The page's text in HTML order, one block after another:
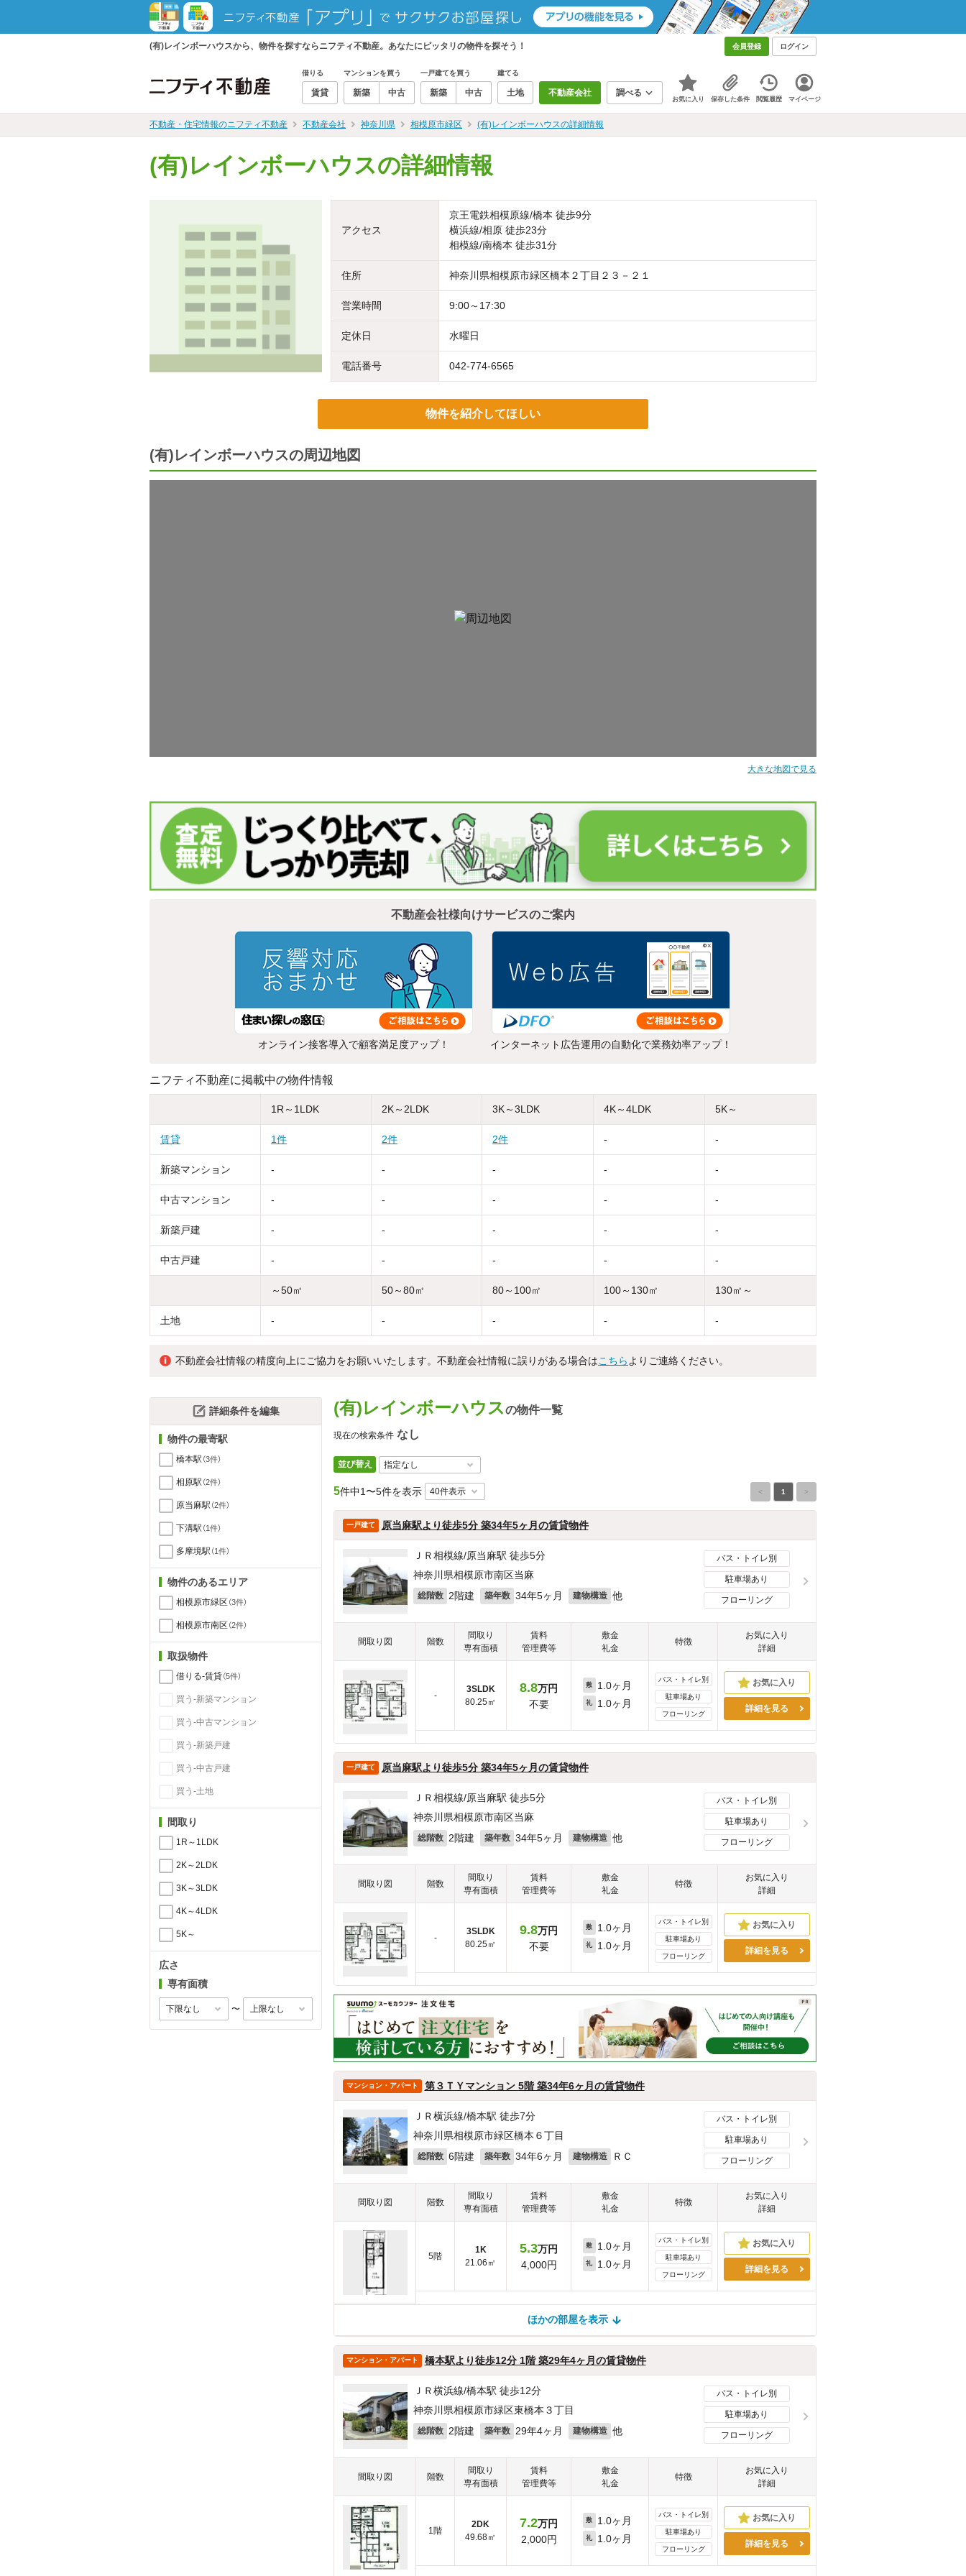
(有)レインボーハウスから、物件を探すならニフティ不動産。あなたにピッタリの物件を探そう！ 会員登録 ログイン
借りる
賃貸
マンションを買う
新築 中古
一戸建てを買う
新築 中古
建てる
土地 不動産会社 調べる
お気に入り 保存した条件 閲覧履歴 マイページ
不動産・住宅情報のニフティ不動産 不動産会社 神奈川県 相模原市緑区 (有)レインボーハウスの詳細情報
(有)レインボーハウスの詳細情報
アクセス
京王電鉄相模原線/橋本 徒歩9分
横浜線/相原 徒歩23分
相模線/南橋本 徒歩31分
住所 神奈川県相模原市緑区橋本２丁目２３－２１
営業時間 9:00～17:30
定休日 水曜日
電話番号 042-774-6565
物件を紹介してほしい
(有)レインボーハウスの周辺地図
大きな地図で見る
不動産会社様向けサービスのご案内
オンライン接客導入で顧客満足度アップ！ インターネット広告運用の自動化で業務効率アップ！
ニフティ不動産に掲載中の物件情報
1R～1LDK 2K～2LDK 3K～3LDK 4K～4LDK 5K～
賃貸 1件 2件 2件 - -
新築マンション - - - - -
中古マンション - - - - -
新築戸建 - - - - -
中古戸建 - - - - -
～50㎡ 50～80㎡ 80～100㎡ 100～130㎡ 130㎡～
土地 - - - - -
不動産会社情報の精度向上にご協力をお願いいたします。不動産会社情報に誤りがある場合はこちら よりご連絡ください。
(有)レインボーハウスの物件一覧
現在の検索条件 なし
並び替え
5件中1〜5件を表示 < 1 >
一戸建て 原当麻駅より徒歩5分 築34年5ヶ月の賃貸物件
ＪＲ相模線/原当麻駅 徒歩5分
神奈川県相模原市南区当麻
総階数 2階建 築年数 34年5ヶ月 建物構造 他
バス・トイレ別
駐車場あり
フローリング
間取り図 階数
間取り
専有面積
賃料
管理費等
敷金
礼金
特徴
お気に入り
詳細
-
3SLDK
80.25㎡
8.8万円
不要
敷 1.0ヶ月
礼 1.0ヶ月
バス・トイレ別
駐車場あり
フローリング
詳細を見る
一戸建て 原当麻駅より徒歩5分 築34年5ヶ月の賃貸物件
ＪＲ相模線/原当麻駅 徒歩5分
神奈川県相模原市南区当麻
総階数 2階建 築年数 34年5ヶ月 建物構造 他
バス・トイレ別
駐車場あり
フローリング
間取り図 階数
間取り
専有面積
賃料
管理費等
敷金
礼金
特徴
お気に入り
詳細
-
3SLDK
80.25㎡
9.8万円
不要
敷 1.0ヶ月
礼 1.0ヶ月
バス・トイレ別
駐車場あり
フローリング
詳細を見る
マンション・アパート 第３ＴＹマンション 5階 築34年6ヶ月の賃貸物件
ＪＲ横浜線/橋本駅 徒歩7分
神奈川県相模原市緑区橋本６丁目
総階数 6階建 築年数 34年6ヶ月 建物構造 ＲＣ
バス・トイレ別
駐車場あり
フローリング
間取り図 階数
間取り
専有面積
賃料
管理費等
敷金
礼金
特徴
お気に入り
詳細
5階
1K
21.06㎡
5.3万円
4,000円
敷 1.0ヶ月
礼 1.0ヶ月
バス・トイレ別
駐車場あり
フローリング
詳細を見る
ほかの部屋を表示
ほかの部屋は見つかりませんでした
マンション・アパート 橋本駅より徒歩12分 1階 築29年4ヶ月の賃貸物件
ＪＲ横浜線/橋本駅 徒歩12分
神奈川県相模原市緑区東橋本３丁目
総階数 2階建 築年数 29年4ヶ月 建物構造 他
バス・トイレ別
駐車場あり
フローリング
間取り図 階数
間取り
専有面積
賃料
管理費等
敷金
礼金
特徴
お気に入り
詳細
1階
2DK
49.68㎡
7.2万円
2,000円
敷 1.0ヶ月
礼 1.0ヶ月
バス・トイレ別
駐車場あり
フローリング
詳細を見る
詳細条件を編集
物件の最寄駅
橋本駅 （3件）
相原駅 （2件）
原当麻駅 （2件）
下溝駅 （1件）
多摩境駅 （1件）
物件のあるエリア
相模原市緑区 （3件）
相模原市南区 （2件）
取扱物件
借りる-賃貸（5件）
買う-新築マンション
買う-中古マンション
買う-新築戸建
買う-中古戸建
買う-土地
間取り
1R～1LDK
2K～2LDK
3K～3LDK
4K～4LDK
5K～
広さ
専有面積
〜